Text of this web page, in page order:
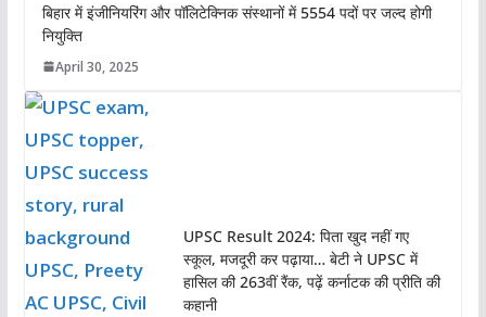
बिहार में इंजीनियरिंग और पॉलिटेक्निक संस्थानों में 5554 पदों पर जल्द होगी
नियुक्ति
April 30, 2025
UPSC Result 2024: पिता खुद नहीं गए
स्कूल, मजदूरी कर पढ़ाया… बेटी ने UPSC में
हासिल की 263वीं रैंक, पढ़ें कर्नाटक की प्रीति की
कहानी